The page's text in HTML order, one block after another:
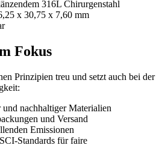
316L Chirurgenstahl
x 30,75 x 7,60 mm
Fokus
Prinzipien treu und setzt auch bei der
nachhaltiger Materialien
und Versand
Emissionen
Standards für faire